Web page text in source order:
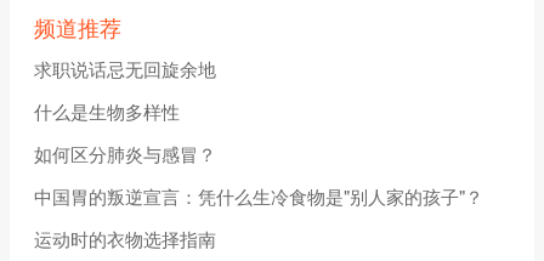
频道推荐
求职说话忌无回旋余地
什么是生物多样性
如何区分肺炎与感冒？
中国胃的叛逆宣言：凭什么生冷食物是"别人家的孩子"？
运动时的衣物选择指南